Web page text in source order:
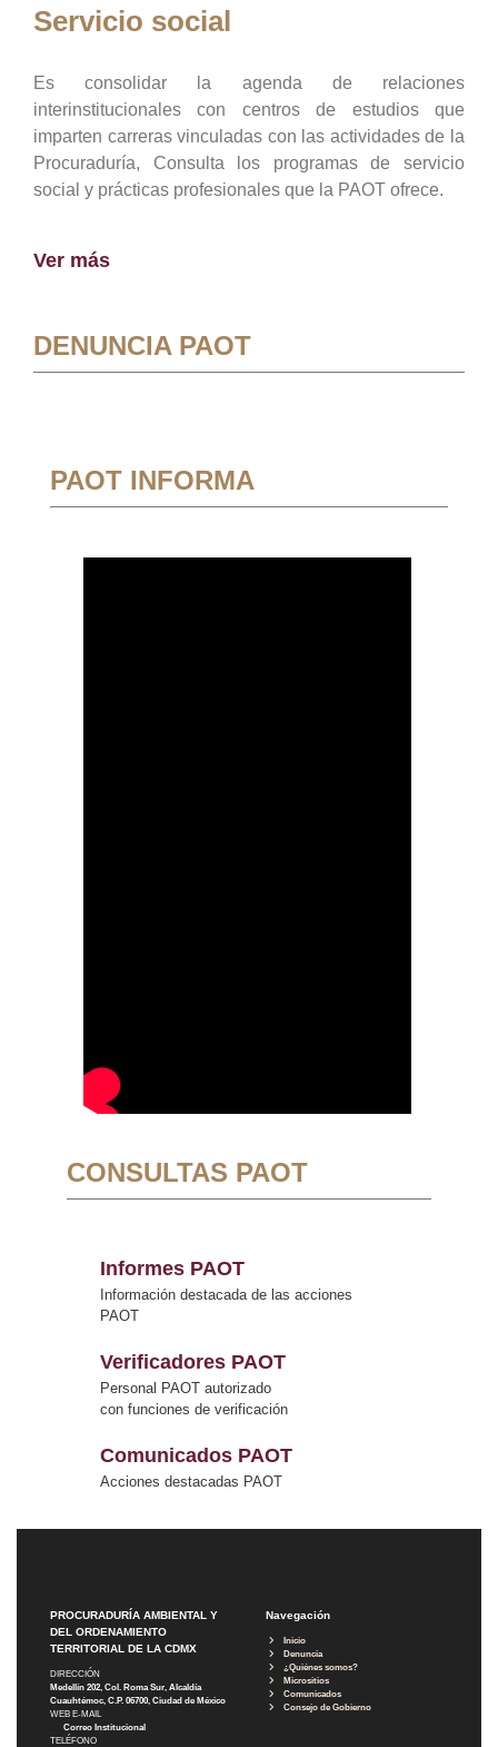
Servicio social
Es consolidar la agenda de relaciones
interinstitucionales con centros de estudios que
imparten carreras vinculadas con las actividades de la
Procuraduría, Consulta los programas de servicio
social y prácticas profesionales que la PAOT ofrece.
Ver más
DENUNCIA PAOT
PAOT INFORMA
CONSULTAS PAOT
Informes PAOT
Información destacada de las acciones
PAOT
Verificadores PAOT
Personal PAOT autorizado
con funciones de verificación
Comunicados PAOT
Acciones destacadas PAOT
PROCURADURÍA AMBIENTAL Y
DEL ORDENAMIENTO
TERRITORIAL DE LA CDMX
DIRECCIÓN
Medellín 202, Col. Roma Sur, Alcaldía
Cuauhtémoc, C.P. 06700, Ciudad de México
WEB E-MAIL
Correo Institucional
TELÉFONO
Navegación
Inicio
Denuncia
¿Quiénes somos?
Micrositios
Comunicados
Consejo de Gobierno